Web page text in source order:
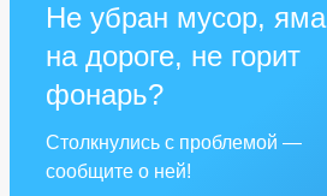
Не убран мусор, яма
на дороге, не горит
фонарь?
Столкнулись с проблемой —
сообщите о ней!